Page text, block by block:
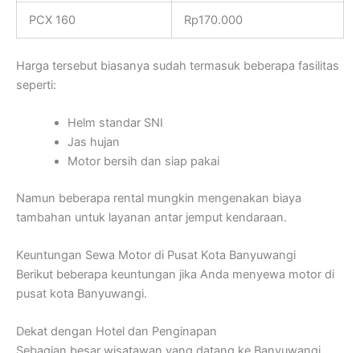
PCX 160 Rp170.000
Harga tersebut biasanya sudah termasuk beberapa fasilitas
seperti:
Helm standar SNI
Jas hujan
Motor bersih dan siap pakai
Namun beberapa rental mungkin mengenakan biaya
tambahan untuk layanan antar jemput kendaraan.
Keuntungan Sewa Motor di Pusat Kota Banyuwangi
Berikut beberapa keuntungan jika Anda menyewa motor di
pusat kota Banyuwangi.
Dekat dengan Hotel dan Penginapan